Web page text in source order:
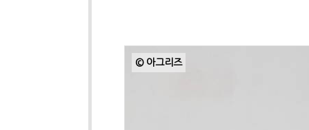
© 아그리즈